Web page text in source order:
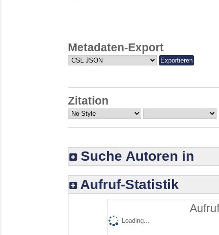
Metadaten-Export
Zitation
Suche Autoren in
Aufruf-Statistik
Loading...